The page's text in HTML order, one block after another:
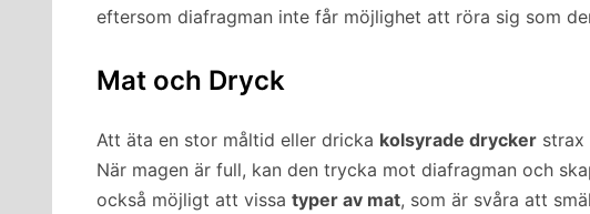
eftersom diafragman inte får möjlighet att röra sig som
Mat och Dryck
Att äta en stor måltid eller dricka kolsyrade drycker strax
När magen är full, kan den trycka mot diafragman och
också möjligt att vissa typer av mat, som är svåra att